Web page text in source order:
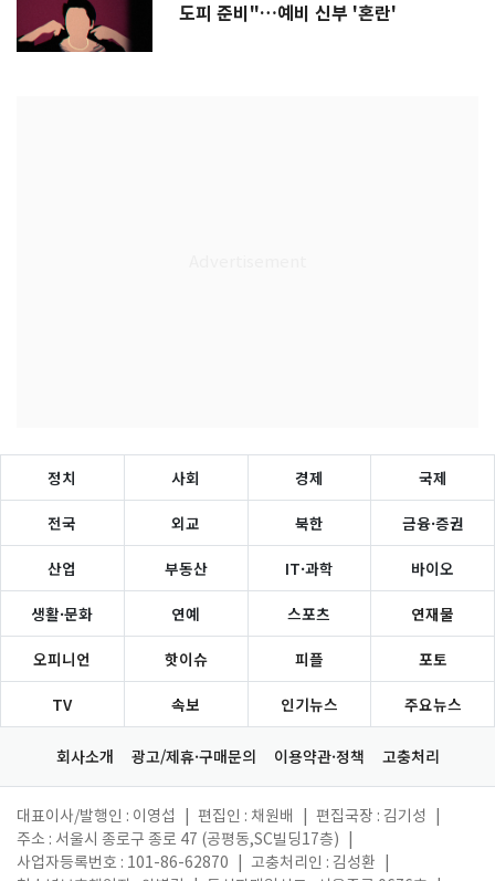
도피 준비"…예비 신부 '혼란'
정치 사회 경제 국제
전국 외교 북한 금융·증권
산업 부동산 IT·과학 바이오
생활·문화 연예 스포츠 연재물
오피니언 핫이슈 피플 포토
TV 속보 인기뉴스 주요뉴스
회사소개 광고/제휴·구매문의 이용약관·정책 고충처리
대표이사/발행인 : 이영섭 편집인 : 채원배 편집국장 : 김기성
주소 : 서울시 종로구 종로 47 (공평동,SC빌딩17층)
사업자등록번호 : 101-86-62870
고충처리인 : 김성환